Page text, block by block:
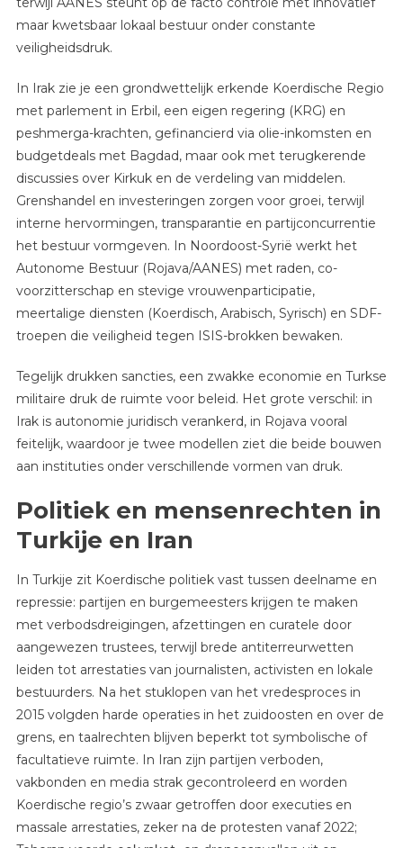
maar kwetsbaar lokaal bestuur onder constante
veiligheidsdruk.
In Irak zie je een grondwettelijk erkende Koerdische Regio
met parlement in Erbil, een eigen regering (KRG) en
peshmerga-krachten, gefinancierd via olie-inkomsten en
budgetdeals met Bagdad, maar ook met terugkerende
discussies over Kirkuk en de verdeling van middelen.
Grenshandel en investeringen zorgen voor groei, terwijl
interne hervormingen, transparantie en partijconcurrentie
het bestuur vormgeven. In Noordoost-Syrië werkt het
Autonome Bestuur (Rojava/AANES) met raden, co-
voorzitterschap en stevige vrouwenparticipatie,
meertalige diensten (Koerdisch, Arabisch, Syrisch) en SDF-
troepen die veiligheid tegen ISIS-brokken bewaken.
Tegelijk drukken sancties, een zwakke economie en Turkse
militaire druk de ruimte voor beleid. Het grote verschil: in
Irak is autonomie juridisch verankerd, in Rojava vooral
feitelijk, waardoor je twee modellen ziet die beide bouwen
aan instituties onder verschillende vormen van druk.
Politiek en mensenrechten in
Turkije en Iran
In Turkije zit Koerdische politiek vast tussen deelname en
repressie: partijen en burgemeesters krijgen te maken
met verbodsdreigingen, afzettingen en curatele door
aangewezen trustees, terwijl brede antiterreurwetten
leiden tot arrestaties van journalisten, activisten en lokale
bestuurders. Na het stuklopen van het vredesproces in
2015 volgden harde operaties in het zuidoosten en over de
grens, en taalrechten blijven beperkt tot symbolische of
facultatieve ruimte. In Iran zijn partijen verboden,
vakbonden en media strak gecontroleerd en worden
Koerdische regio’s zwaar getroffen door executies en
massale arrestaties, zeker na de protesten vanaf 2022;